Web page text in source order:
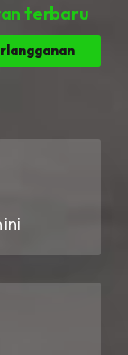
terbaru
ini